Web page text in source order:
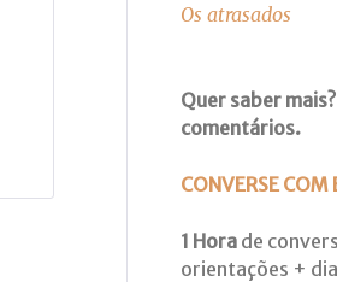
Os atrasados
Quer saber mais?
comentários.
CONVERSE
1 Hora de
orientações +